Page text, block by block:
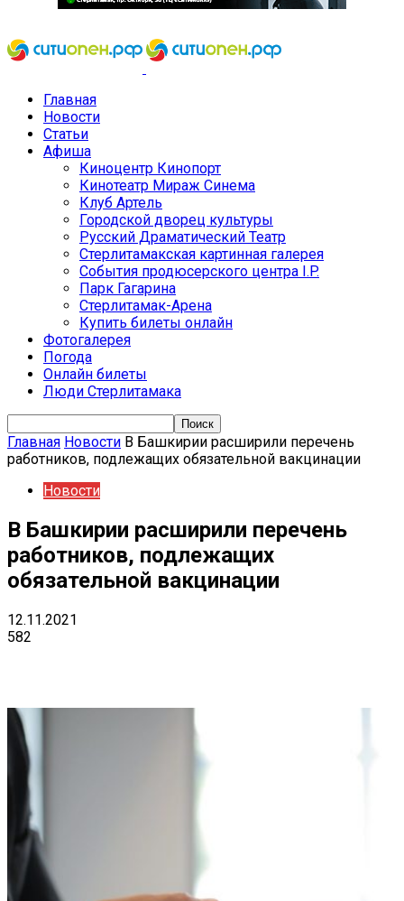
Главная
Новости
Статьи
Афиша
Киноцентр Кинопорт
Кинотеатр Мираж Синема
Клуб Артель
Городской дворец культуры
Русский Драматический Театр
Стерлитамакская картинная галерея
События продюсерского центра I.P.
Парк Гагарина
Стерлитамак-Арена
Купить билеты онлайн
Фотогалерея
Погода
Онлайн билеты
Люди Стерлитамака
Главная Новости В Башкирии расширили перечень
работников, подлежащих обязательной вакцинации
Новости
В Башкирии расширили перечень
работников, подлежащих
обязательной вакцинации
12.11.2021
582